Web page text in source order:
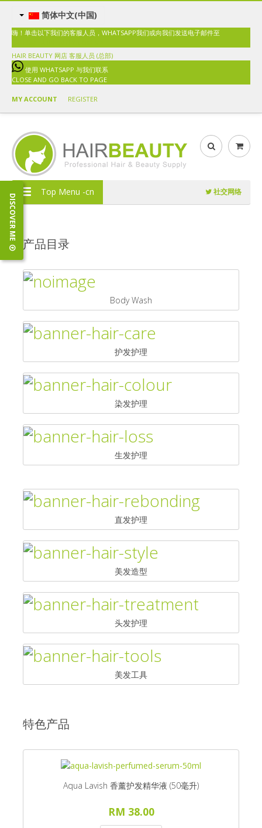
简体中文(中国)
嗨！单击以下我们的客服人员，WHATSAPP我们或向我们发送电子邮件至
HAIR BEAUTY 网店 客服人员 (总部)
使用 WHATSAPP 与我们联系
CLOSE AND GO BACK TO PAGE
MY ACCOUNT REGISTER
Top Menu -cn 社交网络
产品目录
Body Wash
护发护理
染发护理
生发护理
直发护理
美发造型
头发护理
美发工具
特色产品
Aqua Lavish 香薰护发精华液 (50毫升)
RM 38.00
DISCOVER ME